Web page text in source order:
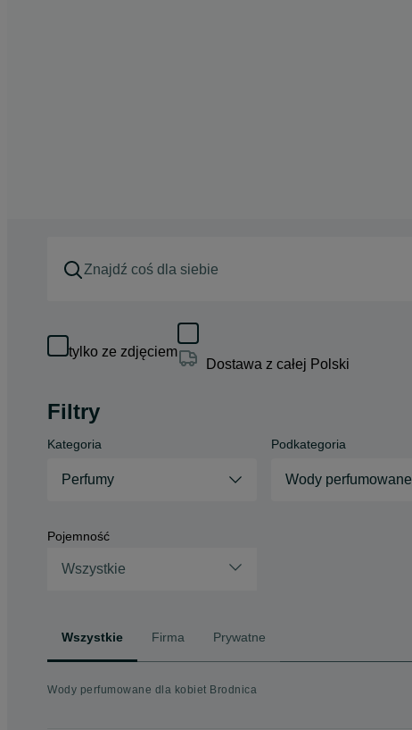
tylko ze zdjęciem
Dostawa z całej Polski
Filtry
Kategoria
Perfumy
Podkategoria
Wody perfumowane
Pojemność
Wszystkie
Wszystkie Firma Prywatne
Wody perfumowane dla kobiet Brodnica